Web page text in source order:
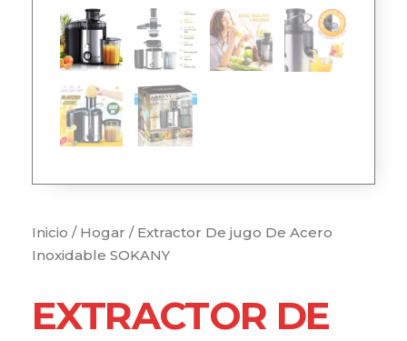
Inicio / Hogar / Extractor De jugo De Acero
Inoxidable SOKANY
EXTRACTOR DE